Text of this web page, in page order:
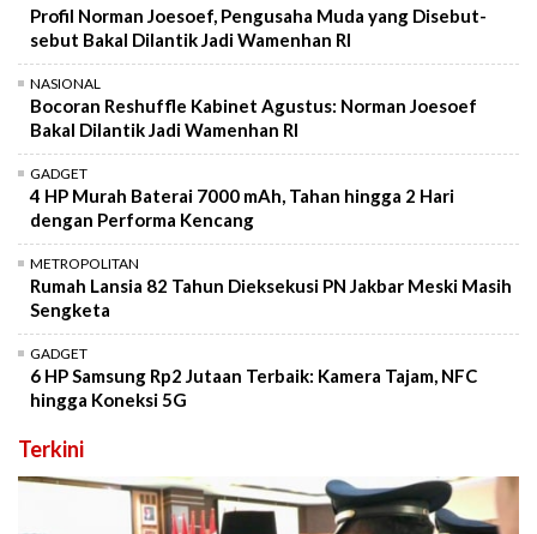
Profil Norman Joesoef, Pengusaha Muda yang Disebut-
sebut Bakal Dilantik Jadi Wamenhan RI
NASIONAL
Bocoran Reshuffle Kabinet Agustus: Norman Joesoef
Bakal Dilantik Jadi Wamenhan RI
GADGET
4 HP Murah Baterai 7000 mAh, Tahan hingga 2 Hari
dengan Performa Kencang
METROPOLITAN
Rumah Lansia 82 Tahun Dieksekusi PN Jakbar Meski Masih
Sengketa
GADGET
6 HP Samsung Rp2 Jutaan Terbaik: Kamera Tajam, NFC
hingga Koneksi 5G
Terkini